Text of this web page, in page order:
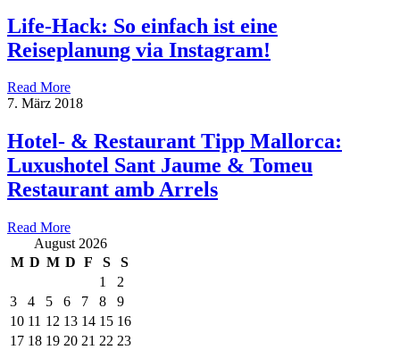
Life-Hack: So einfach ist eine
Reiseplanung via Instagram!
Read More
7. März 2018
Hotel- & Restaurant Tipp Mallorca:
Luxushotel Sant Jaume & Tomeu
Restaurant amb Arrels
Read More
August 2026
M D M D F S
S
1
2
3
4 5 6 7 8
9
10 11 12 13 14 15 16
17 18 19 20 21 22 23